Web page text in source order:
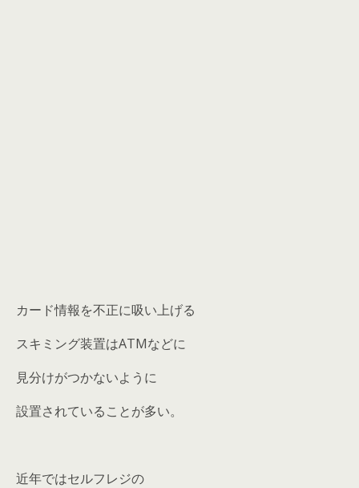
カード情報を不正に吸い上げる
スキミング装置はATMなどに
見分けがつかないように
設置されていることが多い。
近年ではセルフレジの